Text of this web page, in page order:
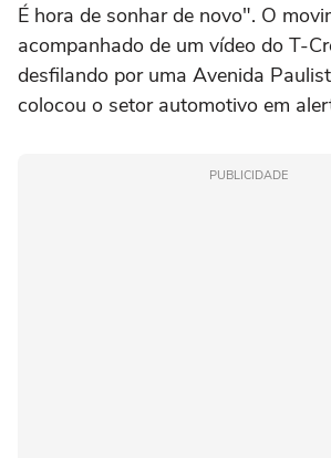
É hora de sonhar de novo". O
acompanhado de um vídeo do T-
desfilando por uma Avenida
colocou o setor automotivo em
PUBLICIDADE